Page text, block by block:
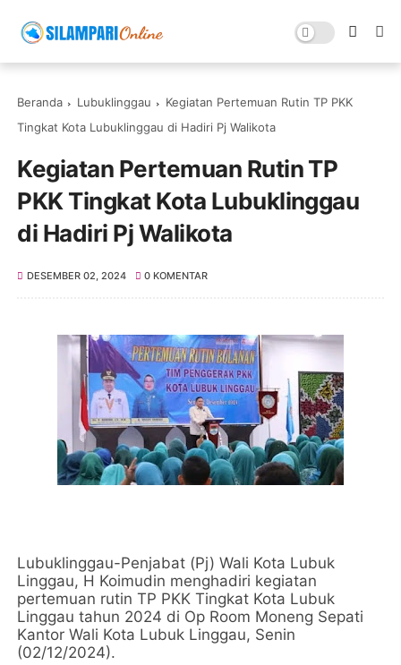
Beranda Lubuklinggau
Kegiatan Pertemuan Rutin TP PKK
Tingkat Kota Lubuklinggau di Hadiri Pj Walikota
Kegiatan Pertemuan Rutin TP
PKK Tingkat Kota Lubuklinggau
di Hadiri Pj Walikota
DESEMBER 02, 2024 0 KOMENTAR
Lubuklinggau-Penjabat (Pj) Wali Kota Lubuk
Linggau, H Koimudin menghadiri kegiatan
pertemuan rutin TP PKK Tingkat Kota Lubuk
Linggau tahun 2024 di Op Room Moneng Sepati
Kantor Wali Kota Lubuk Linggau, Senin
(02/12/2024).